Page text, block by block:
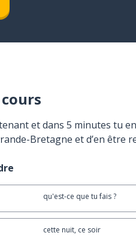
et dans 5 minutes tu
Bretagne et d’en être
qu'est-ce que tu fais ?
cette nuit, ce soir